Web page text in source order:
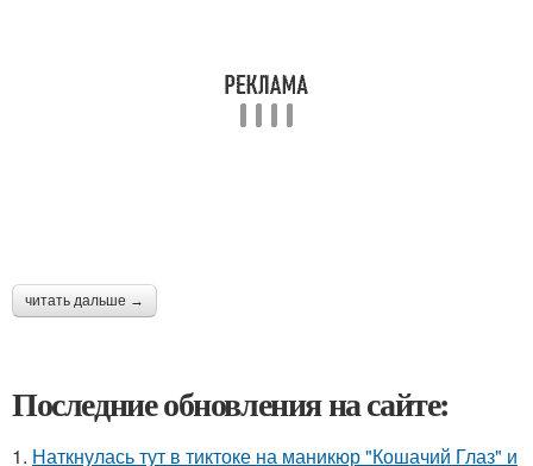
читать дальше →
Последние обновления на сайте:
1. Наткнулась тут в тиктоке на маникюр "Кошачий Глаз" и